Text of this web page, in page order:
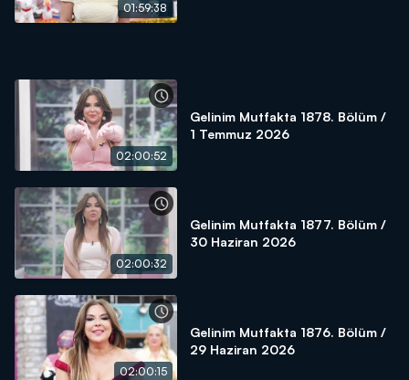
01:59:38
02:00:52
Gelinim Mutfakta 1878. Bölüm /
1 Temmuz 2026
02:00:32
Gelinim Mutfakta 1877. Bölüm /
30 Haziran 2026
02:00:15
Gelinim Mutfakta 1876. Bölüm /
29 Haziran 2026